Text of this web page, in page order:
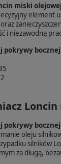
miski
element
i niezawodną
bocznej
pokrywy bocznej
oleju
silników
za długą,